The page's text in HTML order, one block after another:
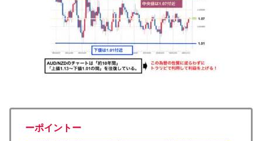
ーポイントー